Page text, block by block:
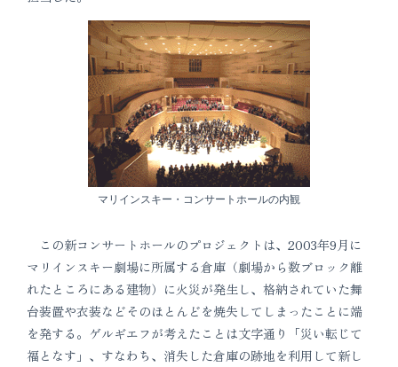
マリインスキー・コンサートホールの内観
この新コンサートホールのプロジェクトは、2003年9月に
マリインスキー劇場に所属する倉庫（劇場から数ブロック離
れたところにある建物）に火災が発生し、格納されていた舞
台装置や衣装などそのほとんどを焼失してしまったことに端
を発する。ゲルギエフが考えたことは文字通り「災い転じて
福となす」、すなわち、消失した倉庫の跡地を利用して新し